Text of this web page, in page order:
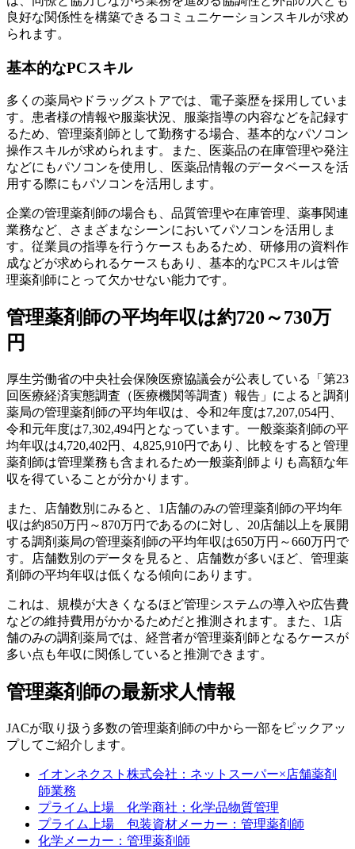
良好な関係性を構築できるコミュニケーションスキルが求め
られます。
基本的なPCスキル
多くの薬局やドラッグストアでは、電子薬歴を採用していま
す。患者様の情報や服薬状況、服薬指導の内容などを記録す
るため、管理薬剤師として勤務する場合、基本的なパソコン
操作スキルが求められます。また、医薬品の在庫管理や発注
などにもパソコンを使用し、医薬品情報のデータベースを活
用する際にもパソコンを活用します。
企業の管理薬剤師の場合も、品質管理や在庫管理、薬事関連
業務など、さまざまなシーンにおいてパソコンを活用しま
す。従業員の指導を行うケースもあるため、研修用の資料作
成などが求められるケースもあり、基本的なPCスキルは管
理薬剤師にとって欠かせない能力です。
管理薬剤師の平均年収は約720～730万
円
厚生労働省の中央社会保険医療協議会が公表している「第23
回医療経済実態調査（医療機関等調査）報告」によると調剤
薬局の管理薬剤師の平均年収は、令和2年度は7,207,054円、
令和元年度は7,302,494円となっています。一般薬薬剤師の平
均年収は4,720,402円、4,825,910円であり、比較をすると管理
薬剤師は管理業務も含まれるため一般薬剤師よりも高額な年
収を得ていることが分かります。
また、店舗数別にみると、1店舗のみの管理薬剤師の平均年
収は約850万円～870万円であるのに対し、20店舗以上を展開
する調剤薬局の管理薬剤師の平均年収は650万円～660万円で
す。店舗数別のデータを見ると、店舗数が多いほど、管理薬
剤師の平均年収は低くなる傾向にあります。
これは、規模が大きくなるほど管理システムの導入や広告費
などの維持費用がかかるためだと推測されます。また、1店
舗のみの調剤薬局では、経営者が管理薬剤師となるケースが
多い点も年収に関係していると推測できます。
管理薬剤師の最新求人情報
JACが取り扱う多数の管理薬剤師の中から一部をピックアッ
プしてご紹介します。
イオンネクスト株式会社：ネットスーパー×店舗薬剤
師業務
プライム上場 化学商社：化学品物質管理
プライム上場 包装資材メーカー：管理薬剤師
化学メーカー：管理薬剤師